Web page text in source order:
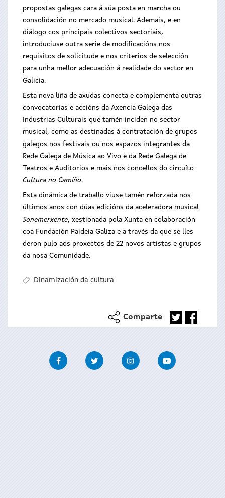
propostas galegas cara á súa posta en marcha ou
consolidación no mercado musical. Ademais, e en
diálogo cos principais colectivos sectoriais,
introduciuse outra serie de modificacións nos
requisitos de solicitude e nos criterios de selección
para unha mellor adecuación á realidade do sector en
Galicia.
Esta nova liña de axudas conecta e complementa outras
convocatorias e accións da Axencia Galega das
Industrias Culturais que tamén inciden no sector
musical, como as destinadas á contratación de grupos
galegos nos festivais ou nos espazos integrantes da
Rede Galega de Música ao Vivo e da Rede Galega de
Teatros e Auditorios e mais nos concellos do circuíto
Cultura no Camiño.
Esta dinámica de traballo viuse tamén reforzada nos
últimos anos con dúas edicións da aceleradora musical
Sonemerxente, xestionada pola Xunta en colaboración
coa Fundación Paideia Galiza e a través da que se lles
deron pulo aos proxectos de 22 novos artistas e grupos
da nosa Comunidade.
Dinamización da cultura
Comparte
FacebookTwitter InstagramYoutube